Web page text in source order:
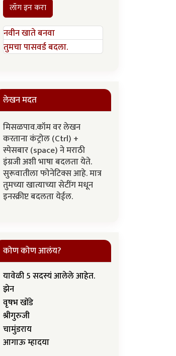
लॉग इन करा
नवीन खाते बनवा
तुमचा पासवर्ड बदला.
लेखन मदत
मिसळपाव.कॉम वर लेखन
करताना कंट्रोल (Ctrl) +
स्पेसबार (space) ने मराठी
इंग्रजी अशी भाषा बदलता येते.
सुरूवातीला फोनेटिक्स आहे. मात्र
तुमच्या खात्याच्या सेटींग मधून
इनस्क्रीप्ट बदलता येईल.
कोण कोण आलंय?
यावेळी 5 सदस्यं आलेले आहेत.
झेन
वृषभ खोंडे
श्रीगुरुजी
चामुंडराय
आगाऊ म्हादया